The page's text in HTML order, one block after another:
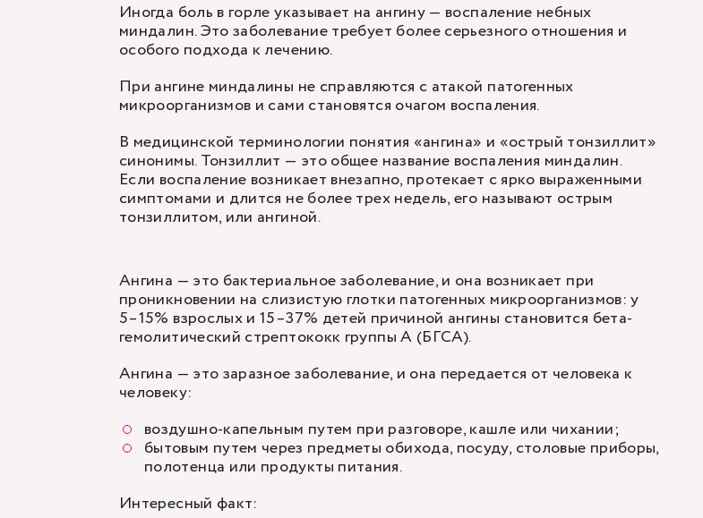
Иногда боль в горле указывает на ангину — воспаление небных
миндалин. Это заболевание требует более серьезного отношения и
особого подхода к лечению.
При ангине миндалины не справляются с атакой патогенных
микроорганизмов и сами становятся очагом воспаления.
В медицинской терминологии понятия «ангина» и «острый тонзиллит»
синонимы. Тонзиллит — это общее название воспаления миндалин.
Если воспаление возникает внезапно, протекает с ярко выраженными
симптомами и длится не более трех недель, его называют острым
тонзиллитом, или ангиной.
Ангина — это бактериальное заболевание, и она возникает при
проникновении на слизистую глотки патогенных микроорганизмов: у
5–15% взрослых и 15–37% детей причиной ангины становится бета-
гемолитический стрептококк группы А (БГСА).
Ангина — это заразное заболевание, и она передается от человека к
человеку:
воздушно-капельным путем при разговоре, кашле или чихании;
бытовым путем через предметы обихода, посуду, столовые приборы,
полотенца или продукты питания.
Интересный факт: